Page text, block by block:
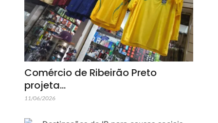
Comércio de Ribeirão Preto
projeta…
11/06/2026